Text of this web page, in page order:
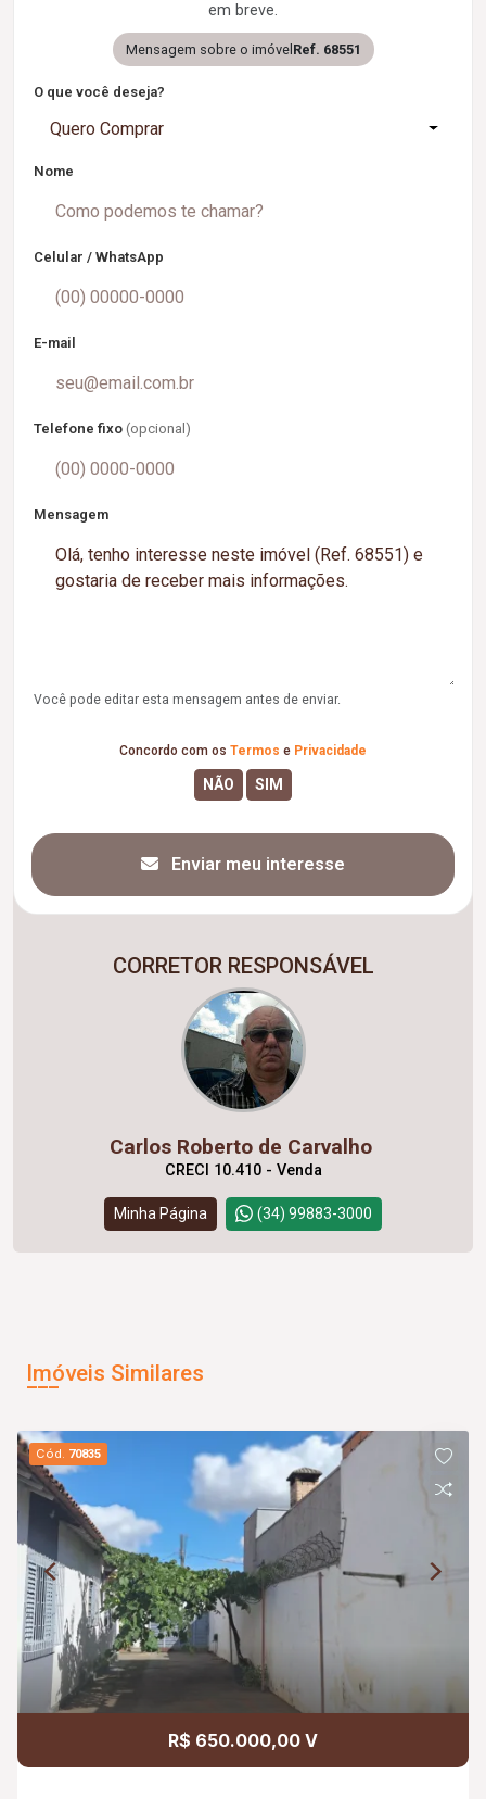
em breve.
Mensagem sobre o imóvelRef. 68551
O que você deseja?
Quero Comprar
Nome
Celular / WhatsApp
E-mail
Telefone fixo (opcional)
Mensagem
Você pode editar esta mensagem antes de enviar.
Concordo com os Termos e Privacidade
Enviar meu interesse
CORRETOR RESPONSÁVEL
Carlos Roberto de Carvalho
CRECI 10.410 - Venda
Minha Página (34) 99883-3000
Imóveis Similares
Cód. 70835
R$ 650.000,00 V